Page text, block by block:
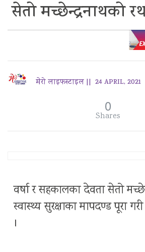
सेतो मच्छेन्द्रनाथको
मेरो लाइफस्टाइल || 24 APRIL, 2021
0
Shares
वर्षा र सहकालका देवता सेतो
स्वास्थ्य सुरक्षाका मापदण्ड पूरा
।